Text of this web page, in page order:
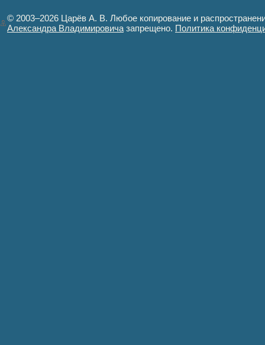
© 2003–2026 Царёв А. В. Любое копирование и
Александра Владимировича запрещено. Политика
Авторизация